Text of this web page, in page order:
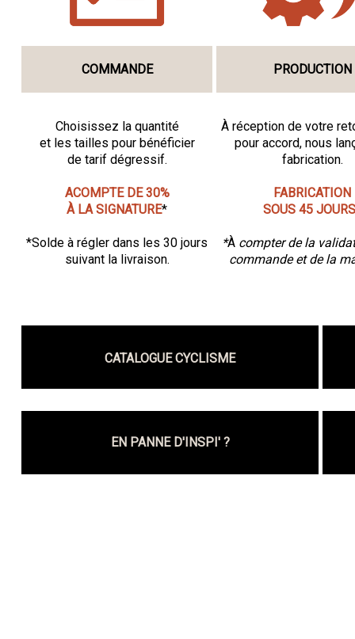
COMMANDE PRODUCTION
Choisissez la quantité
et les tailles pour bénéficier
de tarif dégressif.
ACOMPTE DE 30%
À LA SIGNATURE*
*Solde à régler dans les 30 jours
suivant la livraison.
À réception de votre
pour accord, nous
fabrication.
FABRICATION
SOUS 45
*Àcompter de la
commande et de la
CATALOGUE CYCLISME
EN PANNE D'INSPI' ?